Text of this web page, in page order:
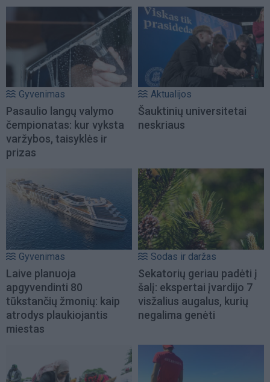
Gyvenimas
Pasaulio langų valymo
čempionatas: kur vyksta
varžybos, taisyklės ir
prizas
Aktualijos
Šauktinių universitetai
neskriaus
Gyvenimas
Laive planuoja
apgyvendinti 80
tūkstančių žmonių: kaip
atrodys plaukiojantis
miestas
Sodas ir daržas
Sekatorių geriau padėti į
šalį: ekspertai įvardijo 7
visžalius augalus, kurių
negalima genėti